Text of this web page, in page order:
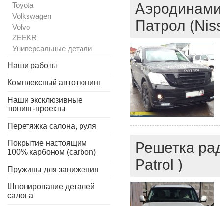
Toyota
Volkswagen
Volvo
ZEEKR
Универсальные детали
Наши работы
Комплексный автотюнинг
Наши эксклюзивные
тюнинг-проекты
Перетяжка салона, руля
Покрытие настоящим
100% карбоном (carbon)
Пружины для занижения
Шпонирование деталей
салона
Патрол
Решетка
Patrol )